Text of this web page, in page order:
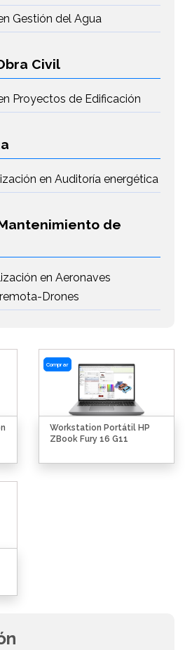
Gestión del Agua
Civil
Proyectos de Edificación
en Auditoría energética
de
en Aeronaves
Drones
Comprar
Workstation Portátil HP
ZBook Fury 16 G11